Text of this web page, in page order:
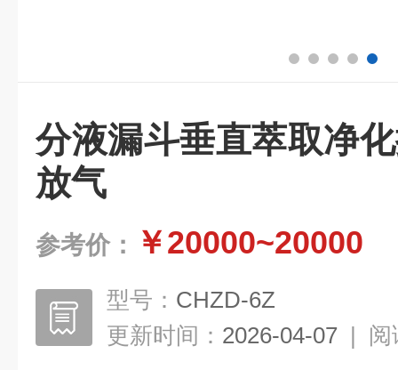
分液漏斗垂直萃取净
放气
参考价： ￥20000~20000
型号： CHZD-6Z
更新时间： 2026-04-07 | 阅